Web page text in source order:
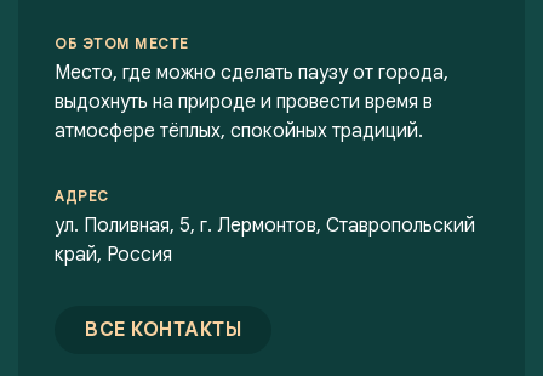
ОБ ЭТОМ МЕСТЕ
Место, где можно сделать паузу от города,
выдохнуть на природе и провести время в
атмосфере тёплых, спокойных традиций.
АДРЕС
ул. Поливная, 5, г. Лермонтов, Ставропольский
край, Россия
ВСЕ КОНТАКТЫ